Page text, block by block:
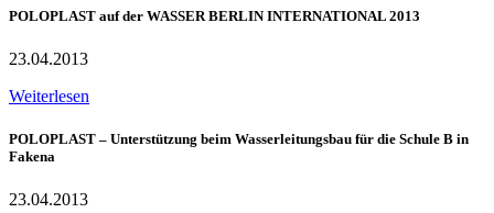
POLOPLAST auf der WASSER BERLIN INTERNATIONAL 2013
23.04.2013
Weiterlesen
POLOPLAST – Unterstützung beim Wasserleitungsbau für die Schule B in
Fakena
23.04.2013